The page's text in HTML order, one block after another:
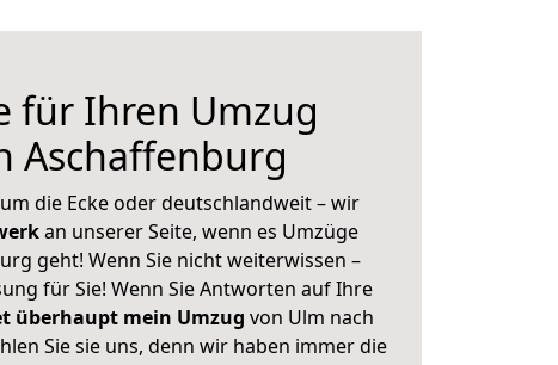
für Ihren Umzug
Aschaffenburg
die Ecke oder deutschlandweit – wir
an unserer Seite, wenn es Umzüge
geht! Wenn Sie nicht weiterwissen –
für Sie! Wenn Sie Antworten auf Ihre
überhaupt mein Umzug von Ulm nach
Sie sie uns, denn wir haben immer die